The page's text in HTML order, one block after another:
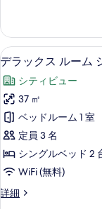
て
の
写
真
を
表
示
す
る
詳
細
グ
ベ
ッ
ド
1
台
の
す
べ
て
ス
ル
ー
キ
ン
グ
ベ
ッ
ド
台
詳
デ
ラ
ッ
ク
ス
ル
ー
ム
シ
6
デラックス ルーム
シティビュー
37 ㎡
ベッドルーム 1 室
定員 3 名
シングルベッド 2
WiFi (無料)
詳細
デ